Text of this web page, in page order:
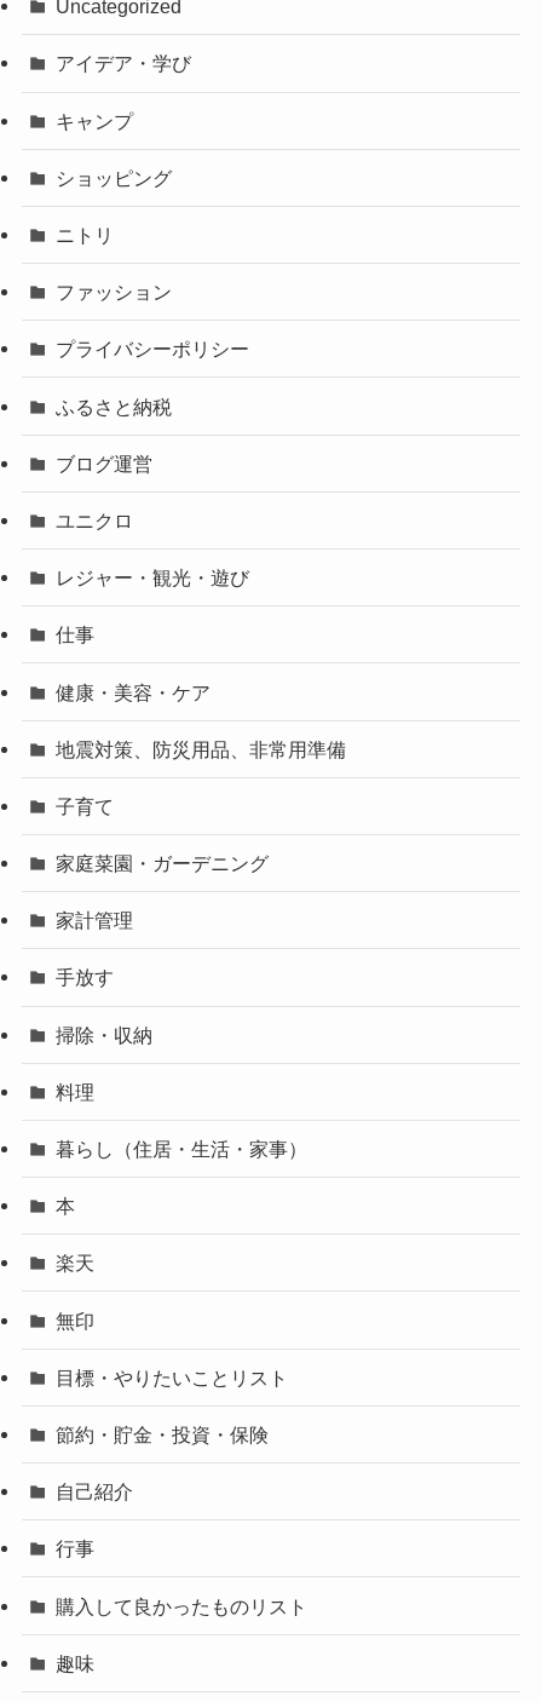
Uncategorized
アイデア・学び
キャンプ
ショッピング
ニトリ
ファッション
プライバシーポリシー
ふるさと納税
ブログ運営
ユニクロ
レジャー・観光・遊び
仕事
健康・美容・ケア
地震対策、防災用品、非常用準備
子育て
家庭菜園・ガーデニング
家計管理
手放す
掃除・収納
料理
暮らし（住居・生活・家事）
本
楽天
無印
目標・やりたいことリスト
節約・貯金・投資・保険
自己紹介
行事
購入して良かったものリスト
趣味